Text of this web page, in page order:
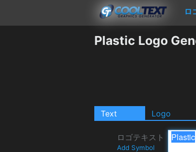
ロ
Plastic Logo
Text Logo
ロゴテキスト
Add Symbol